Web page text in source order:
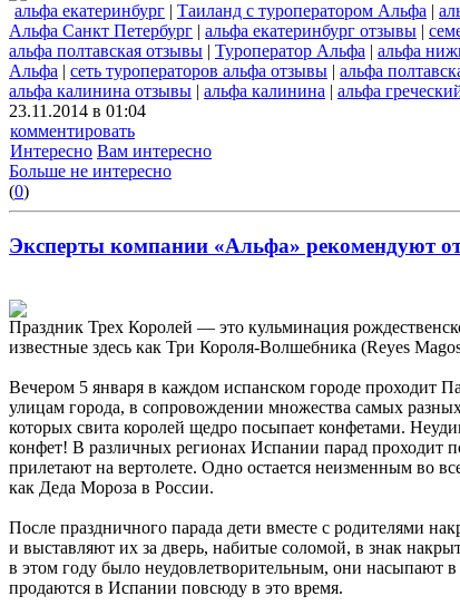
альфа екатеринбург | Таиланд с туроператором Альфа |
Альфа Санкт Петербург | альфа екатеринбург отзывы |
альфа полтавская отзывы | Туроператор Альфа | альфа
Альфа | сеть туроператоров альфа отзывы | альфа
альфа калинина отзывы | альфа калинина | альфа
23.11.2014 в 01:04
комментировать
Интересно Вам интересно
Больше не интересно
(0)
Эксперты компании «Альфа» рекомендуют
Праздник Трех Королей — это кульминация
известные здесь как Три Короля-Волшебника (Reyes
Вечером 5 января в каждом испанском городе проходит
улицам города, в сопровождении множества самых
которых свита королей щедро посыпает конфетами.
конфет! В различных регионах Испании парад проходит
прилетают на вертолете. Одно остается неизменным во
как Деда Мороза в России.
После праздничного парада дети вместе с родителями
и выставляют их за дверь, набитые соломой, в знак
в этом году было неудовлетворительным, они насыпают
продаются в Испании повсюду в это время.